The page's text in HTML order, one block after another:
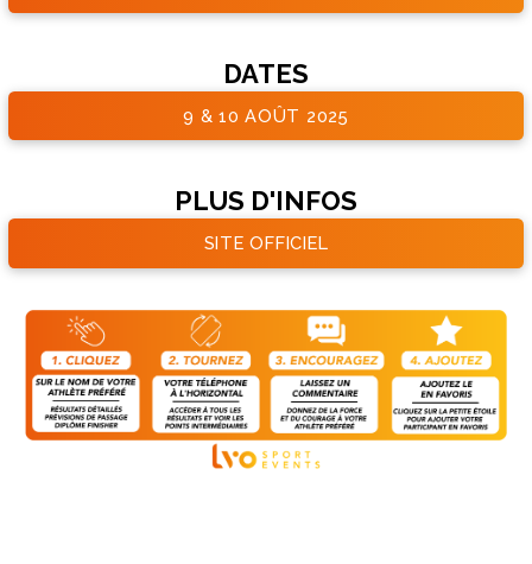
DATES
9 & 10 AOÛT 2025
PLUS D'INFOS
SITE OFFICIEL